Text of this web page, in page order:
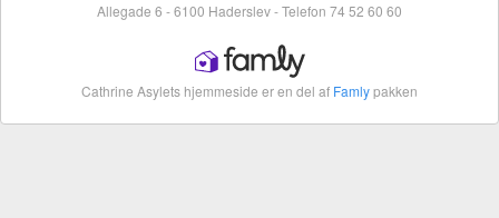
Allegade 6 - 6100 Haderslev - Telefon 74 52 60 60
Cathrine Asylets hjemmeside er en del af Famlypakken